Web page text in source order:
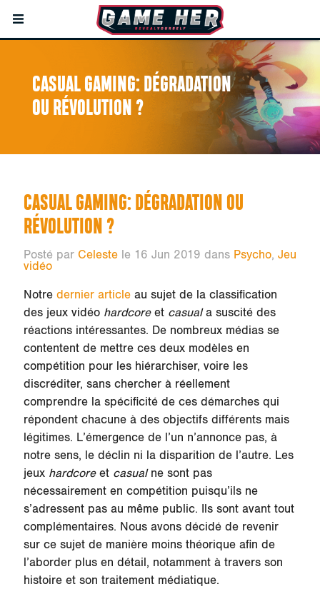
CASUAL GAMING: DÉGRADATION
OU RÉVOLUTION ?
CASUAL GAMING: DÉGRADATION OU
RÉVOLUTION ?
Posté par Celestele 16 Jun 2019 dans Psycho, Jeu
vidéo
Notre dernier articleau sujet de la classification
des jeux vidéo hardcore et casuala suscité des
réactions intéressantes. De nombreux médias se
contentent de mettre ces deux modèles en
compétition pour les hiérarchiser, voire les
discréditer, sans chercher à réellement
comprendre la spécificité de ces démarches qui
répondent chacune à des objectifs différents mais
légitimes. L’émergence de l’un n’annonce pas, à
notre sens, le déclin ni la disparition de l’autre. Les
jeux hardcore et casual ne sont pas
nécessairement en compétition puisqu’ils ne
s’adressent pas au même public. Ils sont avant tout
complémentaires. Nous avons décidé de revenir
sur ce sujet de manière moins théorique afin de
l’aborder plus en détail, notamment à travers son
histoire et son traitement médiatique.